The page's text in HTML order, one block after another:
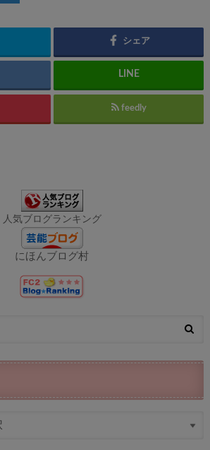
シェア
feedly
人気ブログランキング
にほんブログ村